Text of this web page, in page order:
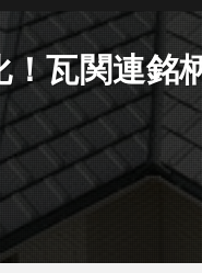
瓦関連銘